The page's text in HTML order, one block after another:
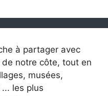
à partager avec
notre côte, tout en
musées,
les plus